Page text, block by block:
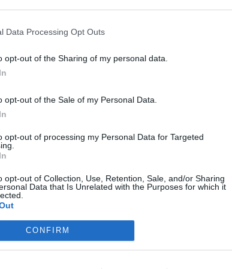
Data Processing Opt Outs
opt-out of the Sharing of my personal data.
opt-out of the Sale of my Personal Data.
opt-out of processing my Personal Data for Targeted
opt-out of Collection, Use, Retention, Sale, and/or Sharing
Data that Is Unrelated with the Purposes for which it
CONFIRM
cikkarchívum
elmúlt 2 év napon belüli
VAGY?